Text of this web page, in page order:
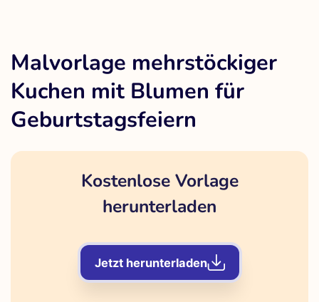
Malvorlage mehrstöckiger
Kuchen mit Blumen für
Geburtstagsfeiern
Kostenlose Vorlage
herunterladen
Jetzt herunterladen